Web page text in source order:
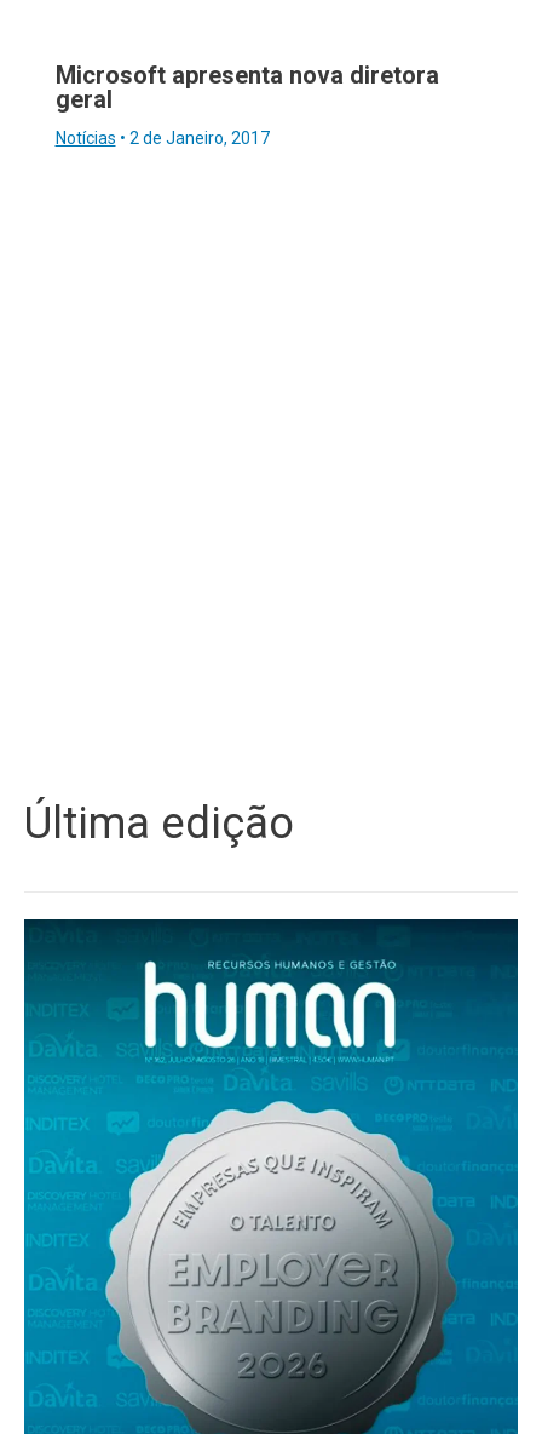
Microsoft apresenta nova diretora
geral
Notícias • 2 de Janeiro, 2017
Última edição